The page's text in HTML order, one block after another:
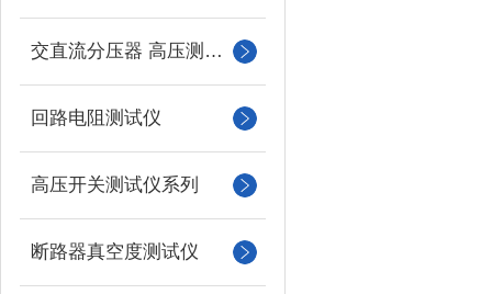
交直流分压器 高压测量仪
回路电阻测试仪
高压开关测试仪系列
断路器真空度测试仪